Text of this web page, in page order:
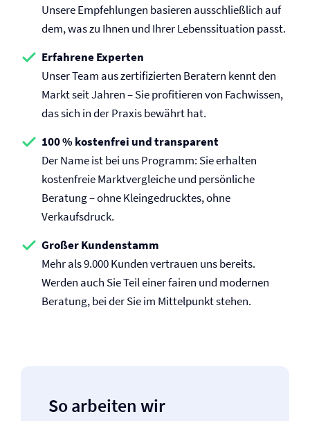
Unsere Empfehlungen basieren ausschließlich auf
dem, was zu Ihnen und Ihrer Lebenssituation passt.
Erfahrene Experten
Unser Team aus zertifizierten Beratern kennt den
Markt seit Jahren – Sie profitieren von Fachwissen,
das sich in der Praxis bewährt hat.
100 % kostenfrei und transparent
Der Name ist bei uns Programm: Sie erhalten
kostenfreie Marktvergleiche und persönliche
Beratung – ohne Kleingedrucktes, ohne
Verkaufsdruck.
Großer Kundenstamm
Mehr als 9.000 Kunden vertrauen uns bereits.
Werden auch Sie Teil einer fairen und modernen
Beratung, bei der Sie im Mittelpunkt stehen.
So arbeiten wir